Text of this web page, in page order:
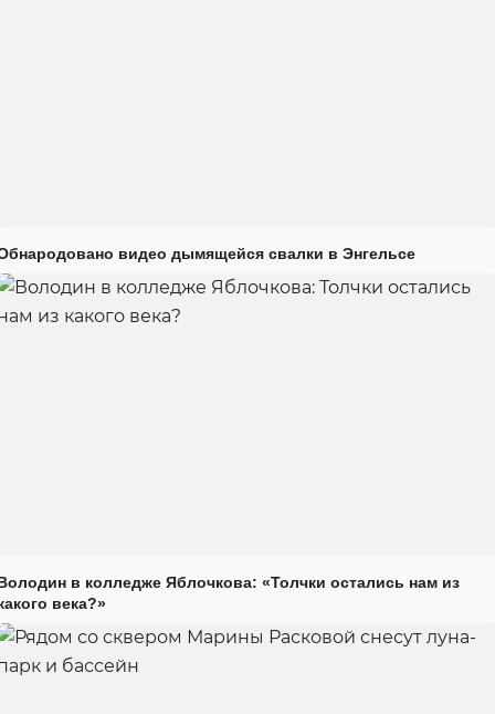
видео дымящейся свалки в Энгельсе
в колледже Яблочкова: «Толчки остались нам из
века?»